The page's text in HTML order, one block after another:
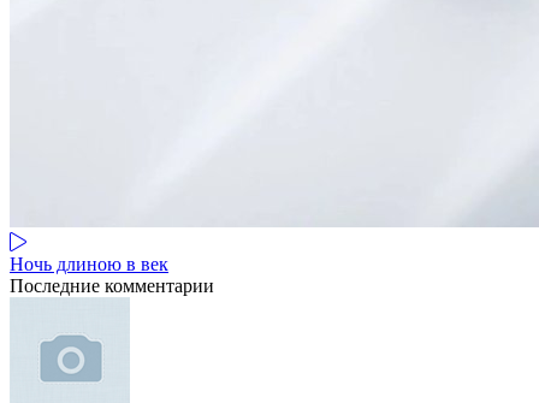
Ночь длиною в век
Последние комментарии